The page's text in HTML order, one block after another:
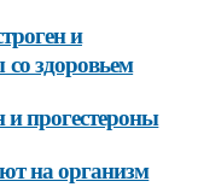
и
здоровьем
и прогестероны
на организм